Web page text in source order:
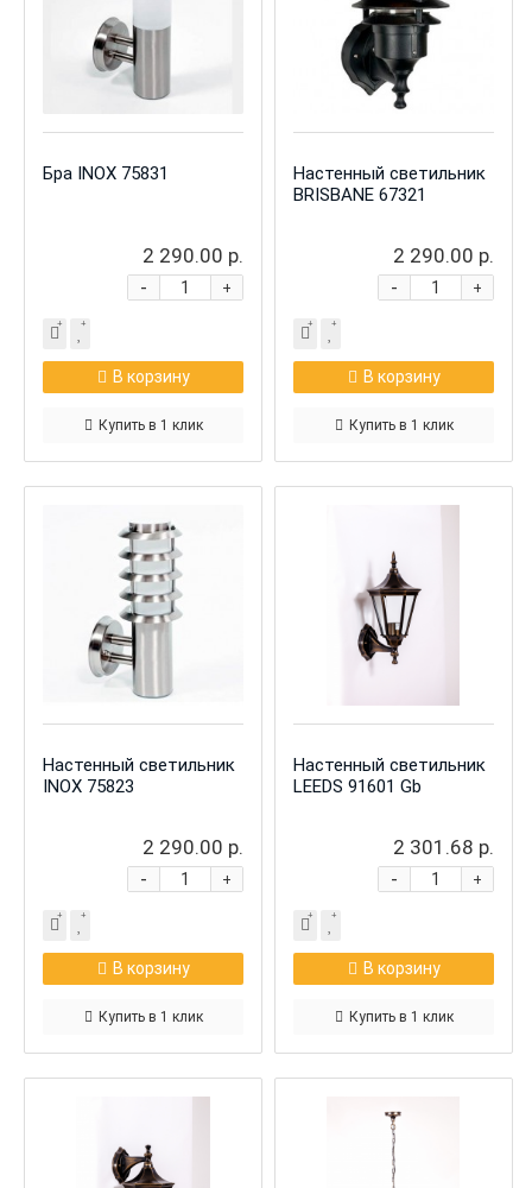
Бра INOX 75831
2 290.00 р.
+
-
В корзину
Купить в 1 клик
Настенный светильник
BRISBANE 67321
2 290.00 р.
+
-
В корзину
Купить в 1 клик
Настенный светильник
INOX 75823
2 290.00 р.
+
-
В корзину
Купить в 1 клик
Настенный светильник
LEEDS 91601 Gb
2 301.68 р.
+
-
В корзину
Купить в 1 клик